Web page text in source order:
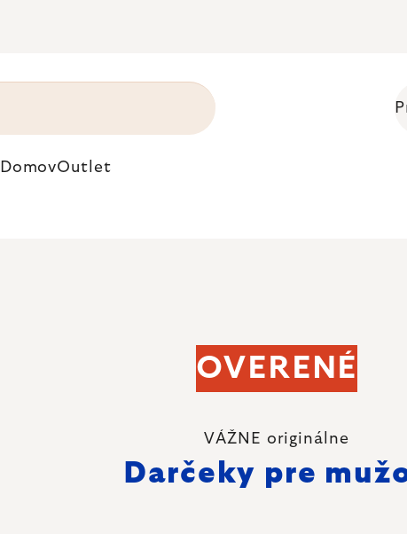
DomovOutlet
OVERENÉ
VÁŽNE originálne
Darčeky pre